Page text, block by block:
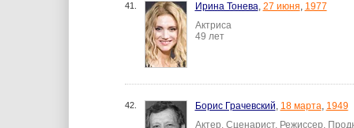
41. Ирина Тонева, 27 июня, 1977
Актриса
49 лет
42. Борис Грачевский, 18 марта, 1949
Актер, Сценарист, Режиссер,